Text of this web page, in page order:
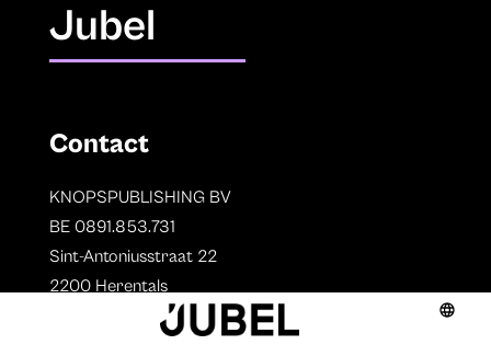
Jubel
Contact
KNOPSPUBLISHING BV
BE 0891.853.731
Sint-Antoniusstraat 22
2200 Herentals